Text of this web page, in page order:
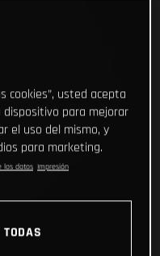
cookies”, usted acepta
dispositivo para mejorar
el uso del mismo, y
para marketing.
los datos Impresión